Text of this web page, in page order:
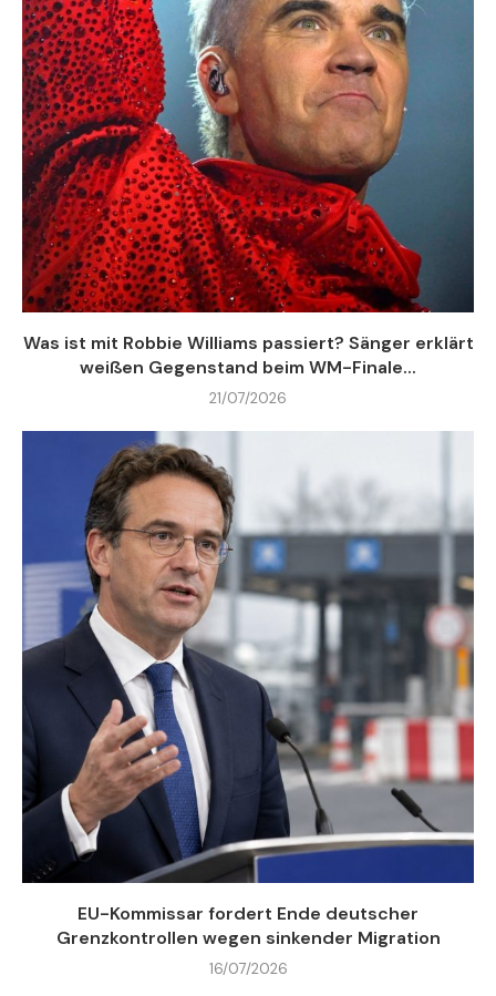
Was ist mit Robbie Williams passiert? Sänger erklärt
weißen Gegenstand beim WM-Finale...
21/07/2026
EU-Kommissar fordert Ende deutscher
Grenzkontrollen wegen sinkender Migration
16/07/2026